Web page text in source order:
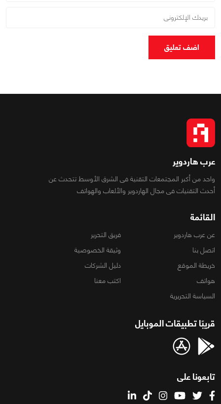
اضف تعليق
عرب هاردوير
واحد من أكبر المجتمعات التقنية فى الشرق الأوسط تتحدث عن
أحدث التقنيات فى مجال الهاردوير والألعاب والهواتف
القائمة
عن عرب هاردوير
فريق التحرير
اتصل بنا
وثيقة الخصوصية
خريطة الموقع
دليل الشركات
هواتف
اكتب معنا
السياسة التحريرية
قريبًا تطبيقات الموبايل
تابعونا على